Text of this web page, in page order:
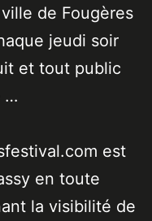
de Fougères
jeudi soir
et tout public
…
est
en toute
la visibilité de